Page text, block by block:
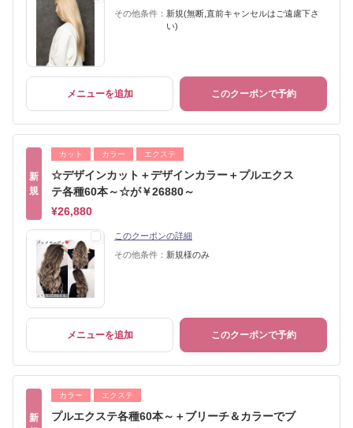
その他条件： 新規(無断,直前キャンセルはご遠慮下さ
い)
メニューを追加 このクーポンで予約
新
規
カット カラー エクステ
☆デザインカット＋デザインカラー＋プルエクス
テ各種60本～☆が￥26880～
¥26,880
このクーポンの詳細
その他条件： 新規様のみ
メニューを追加 このクーポンで予約
新
カラー エクステ
プルエクステ各種60本～＋ブリーチ＆カラーでブ